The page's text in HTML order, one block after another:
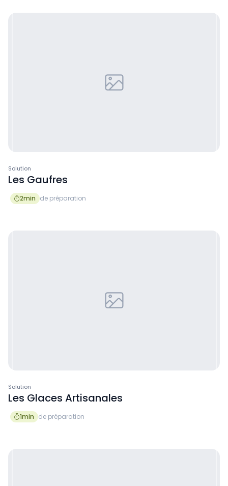
Solution
Les Gaufres
2min de préparation
Solution
Les Glaces Artisanales
1min de préparation